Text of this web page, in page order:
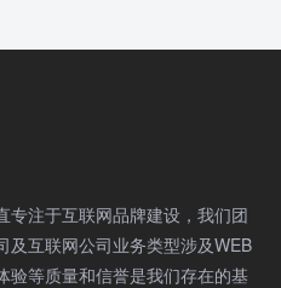
专注于互联网品牌建设，我们团
及互联网公司业务类型涉及WEB
验等质量和信誉是我们存在的基